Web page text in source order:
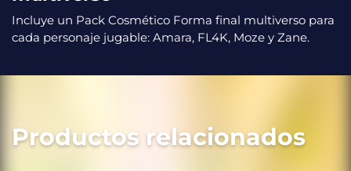
Incluye un Pack Cosmético Forma final multiverso para
cada personaje jugable: Amara, FL4K, Moze y Zane.
Productos relacionados